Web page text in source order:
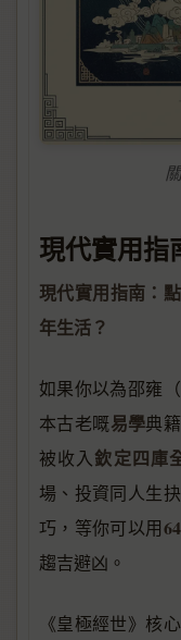
現代實用指
現代實用指南：
年生活？
如果你以為邵雍
本古老嘅易學典
被收入 欽定四庫
場、投資同人生
巧，等你可以用
趨吉避凶。
《皇極經世》核